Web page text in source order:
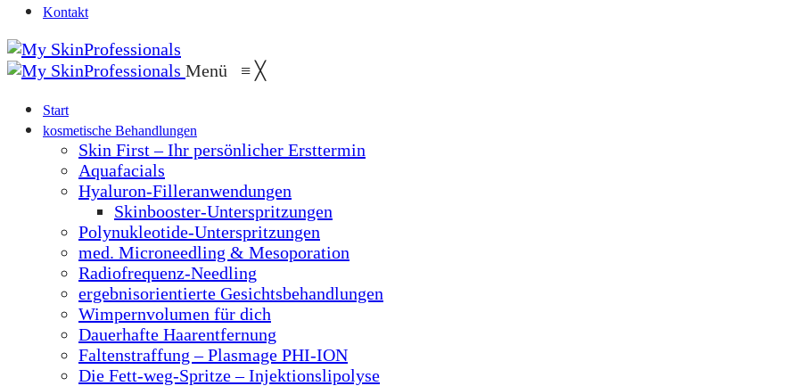
Kontakt
Menü ≡ ╳
Start
kosmetische Behandlungen
Skin First – Ihr persönlicher Ersttermin
Aquafacials
Hyaluron-Filleranwendungen
Skinbooster-Unterspritzungen
Polynukleotide-Unterspritzungen
med. Microneedling & Mesoporation
Radiofrequenz-Needling
ergebnisorientierte Gesichtsbehandlungen
Wimpernvolumen für dich
Dauerhafte Haarentfernung
Faltenstraffung – Plasmage PHI-ION
Die Fett-weg-Spritze – Injektionslipolyse